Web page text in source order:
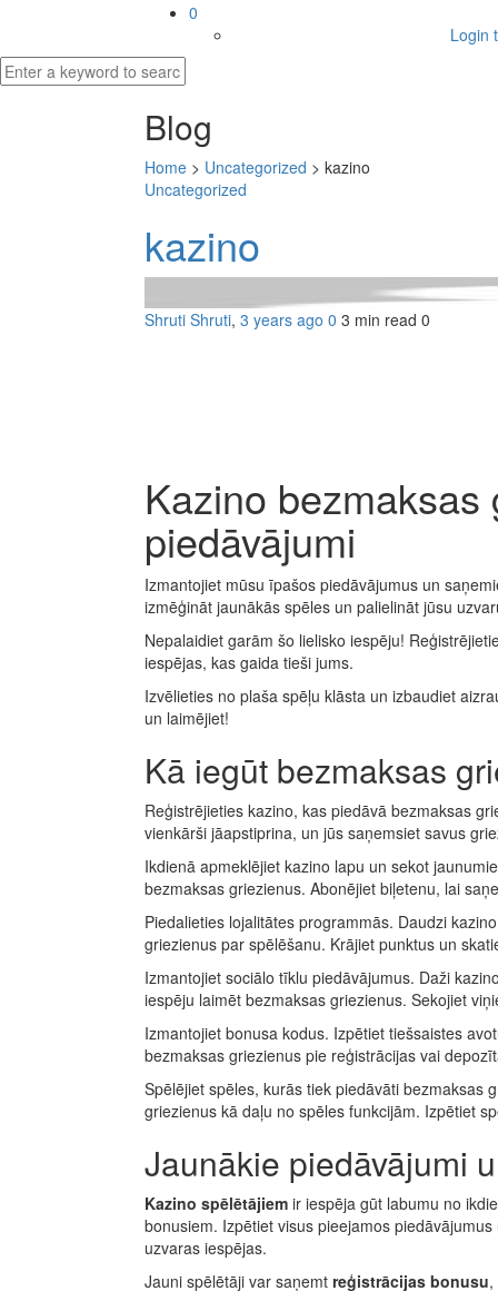
0
Login
Blog
Home > Uncategorized > kazino
Uncategorized
kazino
Shruti Shruti, 3 years ago 0 3 min read 0
Kazino
piedāvājumi
Izmantojiet mūsu īpašos piedāvājumus un
izmēģināt jaunākās spēles un palielināt jūsu
Nepalaidiet garām šo lielisko iespēju!
iespējas, kas gaida tieši jums.
Izvēlieties no plaša spēļu klāsta un izbaudiet
un laimējiet!
Kā iegūt bezmaksas
Reģistrējieties kazino, kas piedāvā bezmaksas
vienkārši jāapstiprina, un jūs saņemsiet savus
Ikdienā apmeklējiet kazino lapu un sekot
bezmaksas griezienus. Abonējiet biļetenu, lai
Piedalieties lojalitātes programmās. Daudzi
griezienus par spēlēšanu. Krājiet punktus un
Izmantojiet sociālo tīklu piedāvājumus. Daži
iespēju laimēt bezmaksas griezienus. Sekojiet
Izmantojiet bonusa kodus. Izpētiet tiešsaistes
bezmaksas griezienus pie reģistrācijas vai
Spēlējiet spēles, kurās tiek piedāvāti bezmaksas
griezienus kā daļu no spēles funkcijām. Izpētiet
Jaunākie piedāvājumi
Kazino spēlētājiem ir iespēja gūt labumu no
bonusiem. Izpētiet visus pieejamos
uzvaras iespējas.
Jauni spēlētāji var saņemt reģistrācijas bonusu